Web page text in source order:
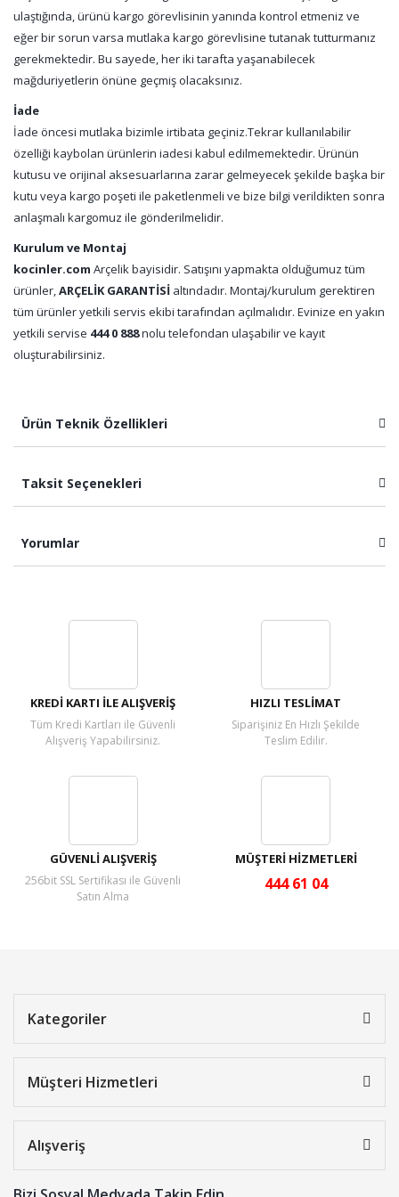
ulaştığında, ürünü kargo görevlisinin yanında kontrol etmeniz ve
eğer bir sorun varsa mutlaka kargo görevlisine tutanak tutturmanız
gerekmektedir. Bu sayede, her iki tarafta yaşanabilecek
mağduriyetlerin önüne geçmiş olacaksınız.
İade
İade öncesi mutlaka bizimle irtibata geçiniz.Tekrar kullanılabilir
özelliği kaybolan ürünlerin iadesi kabul edilmemektedir. Ürünün
kutusu ve orijinal aksesuarlarına zarar gelmeyecek şekilde başka bir
kutu veya kargo poşeti ile paketlenmeli ve bize bilgi verildikten sonra
anlaşmalı kargomuz ile gönderilmelidir.
Kurulum ve Montaj
kocinler.com Arçelik bayisidir. Satışını yapmakta olduğumuz tüm
ürünler,ARÇELİK GARANTİSİ altındadır. Montaj/kurulum gerektiren
tüm ürünler yetkili servis ekibi tarafından açılmalıdır. Evinize en yakın
yetkili servise 444 0 888nolu telefondan ulaşabilir ve kayıt
oluşturabilirsiniz.
Ürün Teknik Özellikleri
Taksit Seçenekleri
Yorumlar
KREDİ KARTI İLE ALIŞVERİŞ
Tüm Kredi Kartları ile Güvenli
Alışveriş Yapabilirsiniz.
HIZLI TESLİMAT
Siparişiniz En Hızlı Şekilde
Teslim Edilir.
GÜVENLİ ALIŞVERİŞ
256bit SSL Sertifikası ile Güvenli
Satın Alma
MÜŞTERİ HİZMETLERİ
444 61 04
Kategoriler
Müşteri Hizmetleri
Alışveriş